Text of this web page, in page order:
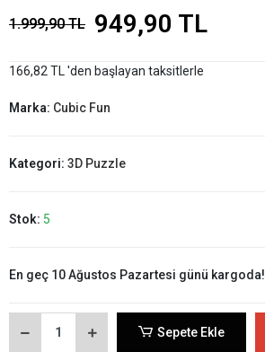
1.999,90 TL 949,90 TL
166,82 TL 'den başlayan taksitlerle
Marka: Cubic Fun
Kategori: 3D Puzzle
Stok: 5
En geç 10 Ağustos Pazartesi günü kargoda!
Sepete Ekle